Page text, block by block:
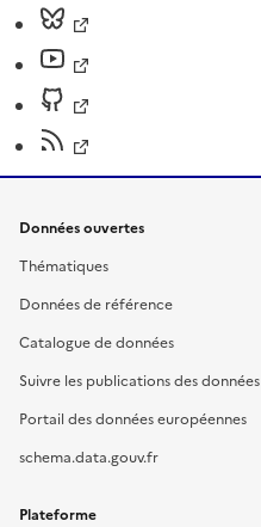
Données ouvertes
Thématiques
Données de référence
Catalogue de données
Suivre les publications des données
Portail des données européennes
schema.data.gouv.fr
Plateforme